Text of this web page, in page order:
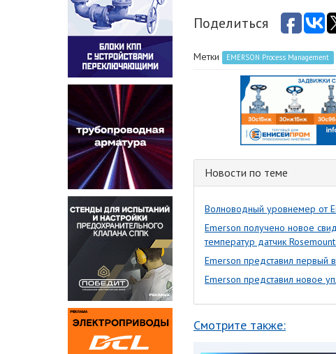
Поделиться
Метки EMERSON Process Management
Новости по теме
Волноводный уровнемер от
Emerson получено новое
температур датчик
Emerson представил
Emerson представил новое
Смотрите также: